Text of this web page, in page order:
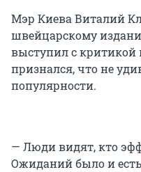
Мэр Киева Виталий
швейцарскому
выступил с критикой
признался, что не
популярности.
— Люди видят, кто
Ожиданий было и